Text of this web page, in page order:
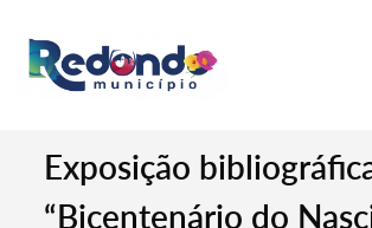
Exposição
“Bicentenário do